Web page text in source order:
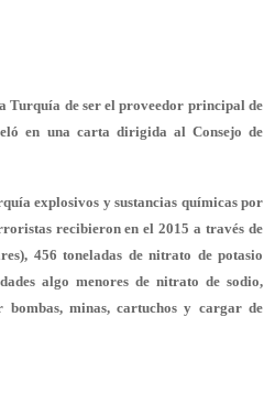
Turquía de ser el proveedor principal de
en una carta dirigida al Consejo de
explosivos y sustancias químicas por
recibieron en el 2015 a través de
456 toneladas de nitrato de potasio
algo menores de nitrato de sodio,
bombas, minas, cartuchos y cargar de